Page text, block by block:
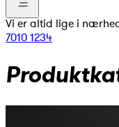
Vi er altid lige i
7010 1234